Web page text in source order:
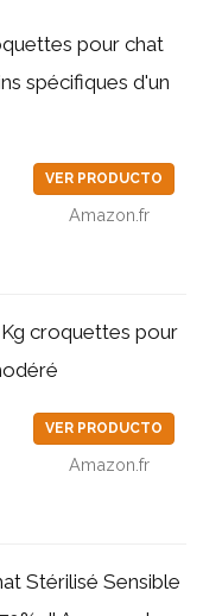
pour chat
spécifiques d'un
VER PRODUCTO
Amazon.fr
croquettes pour
VER PRODUCTO
Amazon.fr
Stérilisé Sensible